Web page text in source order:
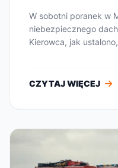
W sobotni poranek w
niebezpiecznego
Kierowca, jak
CZYTAJ WIĘCEJ